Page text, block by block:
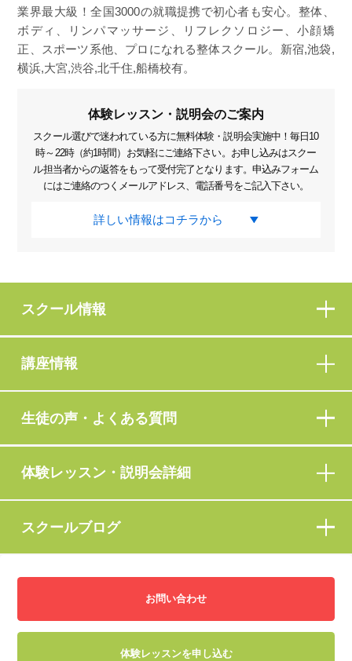
業界最大級！全国3000の就職提携で初心者も安心。整体、
ボディ、リンパマッサージ、リフレクソロジー、小顔矯
正、スポーツ系他、プロになれる整体スクール。新宿,池袋,
横浜,大宮,渋谷,北千住,船橋校有。
体験レッスン・説明会のご案内
スクール選びで迷われている方に無料体験・説明会実施中！毎日10
時～22時（約1時間）お気軽にご連絡下さい。お申し込みはスクー
ル担当者からの返答をもって受付完了となります。申込みフォーム
にはご連絡のつくメールアドレス、電話番号をご記入下さい。
詳しい情報はコチラから
スクール情報
講座情報
生徒の声・よくある質問
体験レッスン・説明会詳細
スクールブログ
お問い合わせ
体験レッスンを申し込む